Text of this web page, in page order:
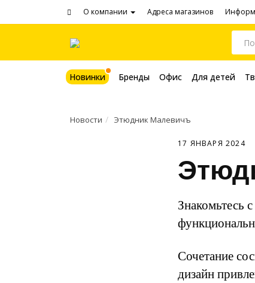
О компании Адреса магазинов
Новинки Бренды Офис Для детей
Новости Этюдник Малевичъ
17 ЯНВАРЯ 2024
Знакомьтесь
Сочетание
дизайн